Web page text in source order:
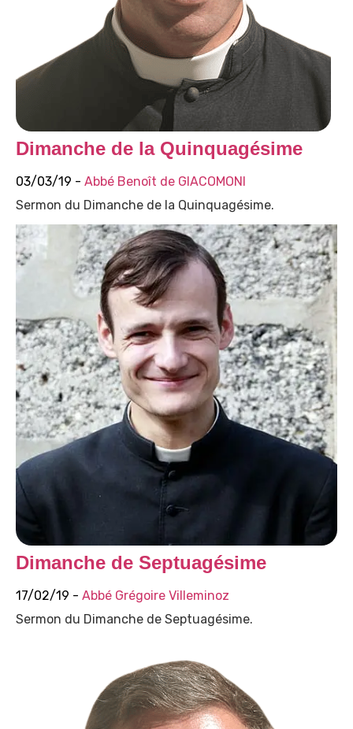
Dimanche de la Quinquagésime
03/03/19 - Abbé Benoît de GIACOMONI
Sermon du Dimanche de la Quinquagésime.
Dimanche de Septuagésime
17/02/19 - Abbé Grégoire Villeminoz
Sermon du Dimanche de Septuagésime.